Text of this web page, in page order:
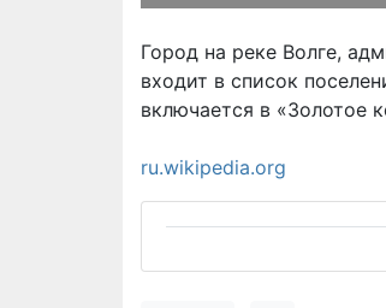
Город на реке Волге,
входит в список
включается в «Золотое
ru.wikipedia.org